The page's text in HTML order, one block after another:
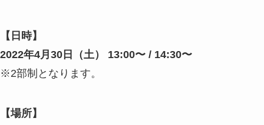
【日時】
2022年4月30日（土） 13:00〜 / 14:30〜
※2部制となります。
【場所】